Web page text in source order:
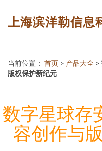
上海滨洋勒信息
当前位置： 首页 > 产品大全 >
版权保护新纪元
数字星球存
容创作与